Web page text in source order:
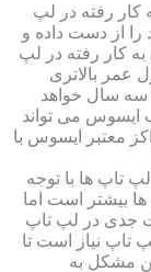
رفته در لپ
را از دست داده و
به کار رفته در لپ
عمر بالاتری
سه سال خواهد
ایسوس می تواند
معتبر ایسوس با
تاپ ها با توجه
بیشتر است اما
جدی در لپ تاپ
نیاز است تا
مشکل به